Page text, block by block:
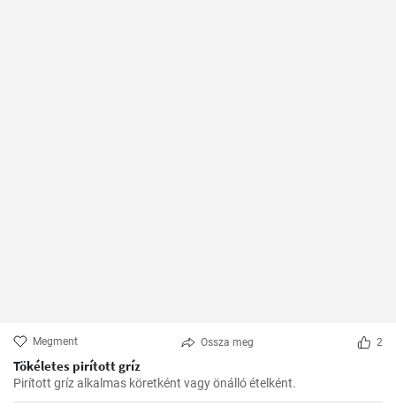
Megment Ossza meg 2
Tökéletes pirított gríz
Pirított gríz alkalmas köretként vagy önálló ételként.